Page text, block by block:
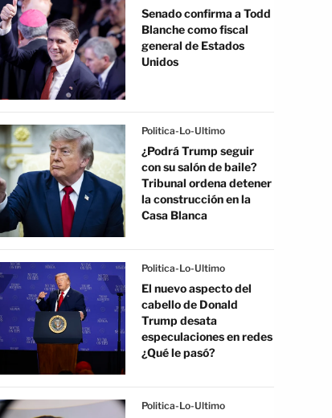
Senado confirma a Todd
Blanche como fiscal
general de Estados
Unidos
Politica-Lo-Ultimo
¿Podrá Trump seguir
con su salón de baile?
Tribunal ordena detener
la construcción en la
Casa Blanca
Politica-Lo-Ultimo
El nuevo aspecto del
cabello de Donald
Trump desata
especulaciones en redes
¿Qué le pasó?
Politica-Lo-Ultimo